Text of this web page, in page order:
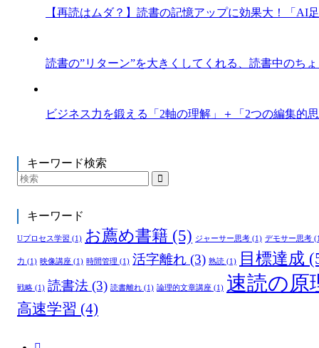
【再読はムダ？】読書の記憶アップに効果大！「AI
読書の”リターン”を大きくしてくれる、読書中のち
ビジネス力を鍛える「2軸の理解」＋「2つの編集的
キーワード検索
キーワード
Uプロセス学習 (1) お薦め書籍 (5) ジャーサー思考 (1) デモサー思考
力 (1) 映像講座 (1) 時間管理 (1) 活字離れ (3) 熟読 (1) 目標達成
戦略 (1) 読書法 (3) 読書離れ (1) 論理的文章講座 (1) 速読の原
高速学習 (4)